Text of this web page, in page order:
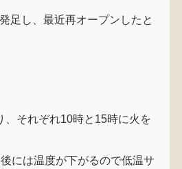
足し、最近再オープンしたと
、それぞれ10時と15時に火を
には温度が下がるので低温サ